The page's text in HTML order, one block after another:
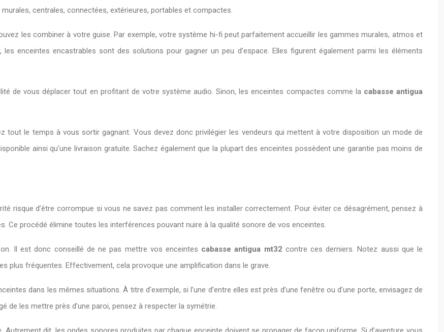
centrales, connectées, extérieures, portables et compactes.
les combiner à votre guise. Par exemple, votre système hi-fi peut parfaitement accueillir les gammes murales, atmos et
enceintes encastrables sont des solutions pour gagner un peu d’espace. Elles figurent également parmi les éléments
de vous déplacer tout en profitant de votre système audio. Sinon, les enceintes compactes comme la cabasse antigua
tout le temps à vous sortir gagnant. Vous devez donc privilégier les vendeurs qui mettent à votre disposition un mode de
ainsi qu’une livraison gratuite. Sachez également que la plupart des enceintes possèdent une garantie pas moins de
risque d’être corrompue si vous ne savez pas comment les installer correctement. Pour éviter ce désagrément, pensez à
Ce procédé élimine toutes les interférences pouvant nuire à la qualité sonore de vos enceintes.
Il est donc conseillé de ne pas mettre vos enceintes cabasse antigua mt32 contre ces derniers. Notez aussi que le
plus fréquentes. Effectivement, cela provoque une amplification dans le grave.
dans les mêmes situations. À titre d’exemple, si l’une d’entre elles est près d’une fenêtre ou d’une porte, envisagez de
de les mettre près d’une paroi, pensez à respecter la symétrie.